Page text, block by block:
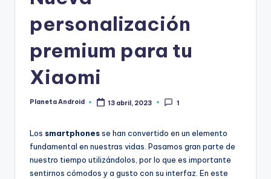
personalización
premium para tu
Xiaomi
Publicado
Planeta Android 13 abril, 2023 1
Los smartphonesse han convertido en un elemento
fundamental en nuestras vidas. Pasamos gran parte de
nuestro tiempo utilizándolos, por lo que es importante
sentirnos cómodos y a gusto con su interfaz. En este